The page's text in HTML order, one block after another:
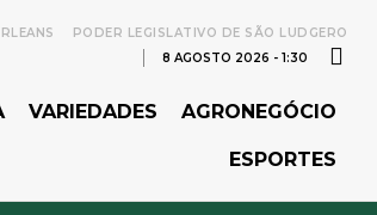
PODER LEGISLATIVO DE SÃO LUDGERO
8 AGOSTO 2026 - 1:30
VARIEDADES AGRONEGÓCIO
ESPORTES